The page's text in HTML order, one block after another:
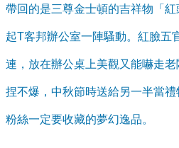
帶回的是三尊金士頓的吉祥物「紅
起T客邦辦公室一陣騷動。紅臉五
連，放在辦公桌上美觀又能嚇走
捏不爆，中秋節時送給另一半當
粉絲一定要收藏的夢幻逸品。